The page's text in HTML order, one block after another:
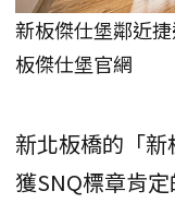
新板傑仕堡鄰近
板傑仕堡官網
新北板橋的「
獲SNQ標章肯